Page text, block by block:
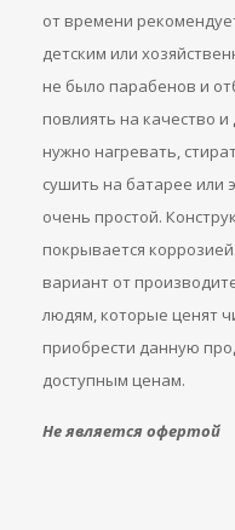
от времени
детским или
не было парабенов и
повлиять на качество
нужно нагревать,
сушить на батарее или
очень простой.
покрывается
вариант от
людям, которые ценят
приобрести данную
доступным ценам.
Не является офертой